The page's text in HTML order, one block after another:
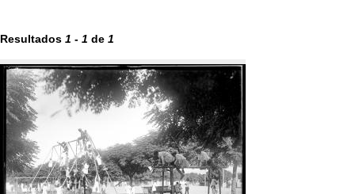
Resultados 1 - 1 de 1